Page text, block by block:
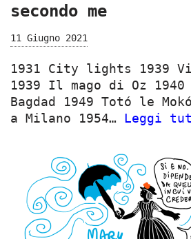
secondo me
11 Giugno 2021
1931 City lights 1939
1939 Il mago di Oz
Bagdad 1949 Totó le
a Milano 1954… Leggi